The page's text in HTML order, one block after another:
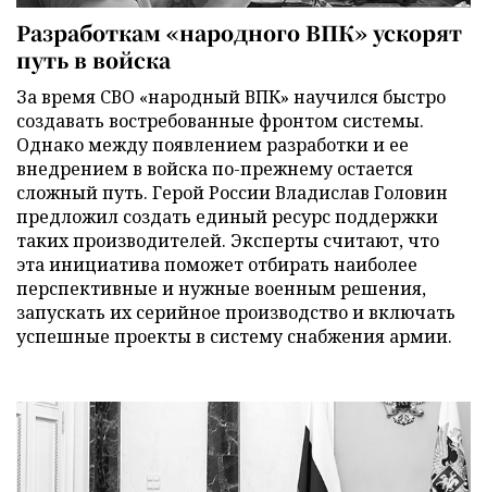
Разработкам «народного ВПК» ускорят
путь в войска
За время СВО «народный ВПК» научился быстро
создавать востребованные фронтом системы.
Однако между появлением разработки и ее
внедрением в войска по-прежнему остается
сложный путь. Герой России Владислав Головин
предложил создать единый ресурс поддержки
таких производителей. Эксперты считают, что
эта инициатива поможет отбирать наиболее
перспективные и нужные военным решения,
запускать их серийное производство и включать
успешные проекты в систему снабжения армии.